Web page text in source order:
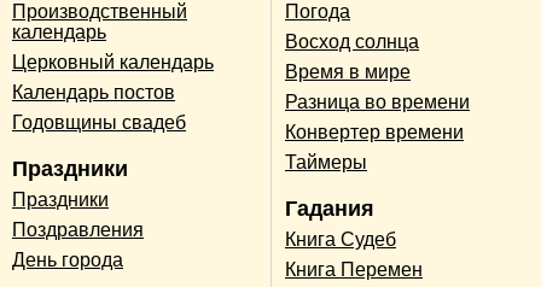
Производственный
календарь
Церковный календарь
Календарь постов
Годовщины свадеб
Праздники
Праздники
Поздравления
День города
Погода
Восход солнца
Время в мире
Разница во времени
Конвертер времени
Таймеры
Гадания
Книга Судеб
Книга Перемен